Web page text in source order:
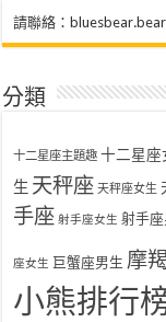
請聯絡：
分類
十二星座主題趣 十二星座
生 天秤座 天秤座女生
手座 射手座女生 射手
座女生 巨蟹座男生 摩
小熊排行